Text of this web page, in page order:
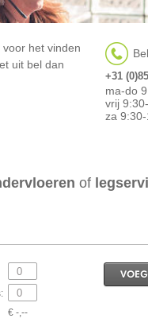
het vinden
uit bel dan
+31
ma-do
vrij
za
of
€ -,--